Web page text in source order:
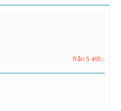
från 5 495:-